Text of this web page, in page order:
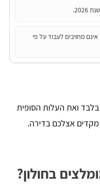
מחויבים לעבוד על פי
ואת העלות הסופית
מקדים אצלכם בדירה.
בחולון?